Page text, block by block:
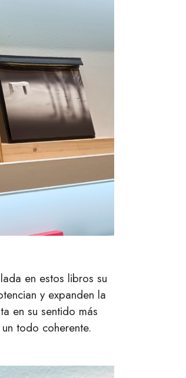
en estos libros su
y expanden la
en su sentido más
todo coherente.